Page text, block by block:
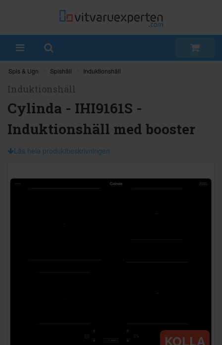
Spis & Ugn Spishäll Induktionshäll
Induktionshäll
Cylinda - IHI9161S -
Induktionshäll med booster
Läs hela produktbeskrivningen
KOLLA